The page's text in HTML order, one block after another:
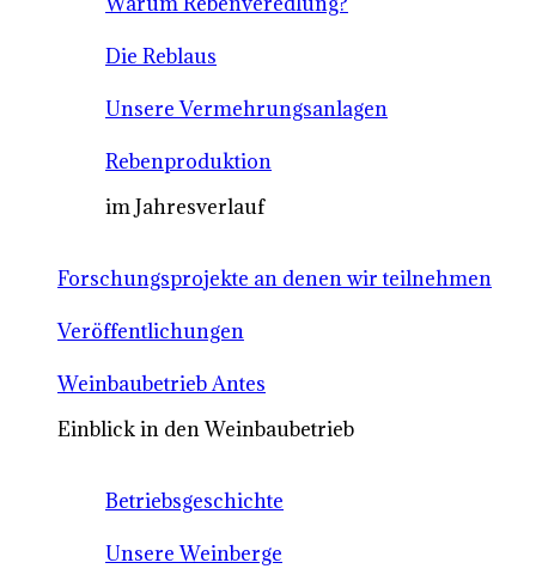
Die Reblaus
Unsere Vermehrungsanlagen
Rebenproduktion
im Jahresverlauf
Forschungsprojekte an denen wir teilnehmen
Veröffentlichungen
Weinbaubetrieb Antes
Einblick in den Weinbaubetrieb
Betriebsgeschichte
Unsere Weinberge